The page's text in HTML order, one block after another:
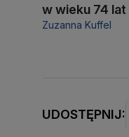
w wieku 74 lat
Zuzanna Kuffel
UDOSTĘPNIJ: